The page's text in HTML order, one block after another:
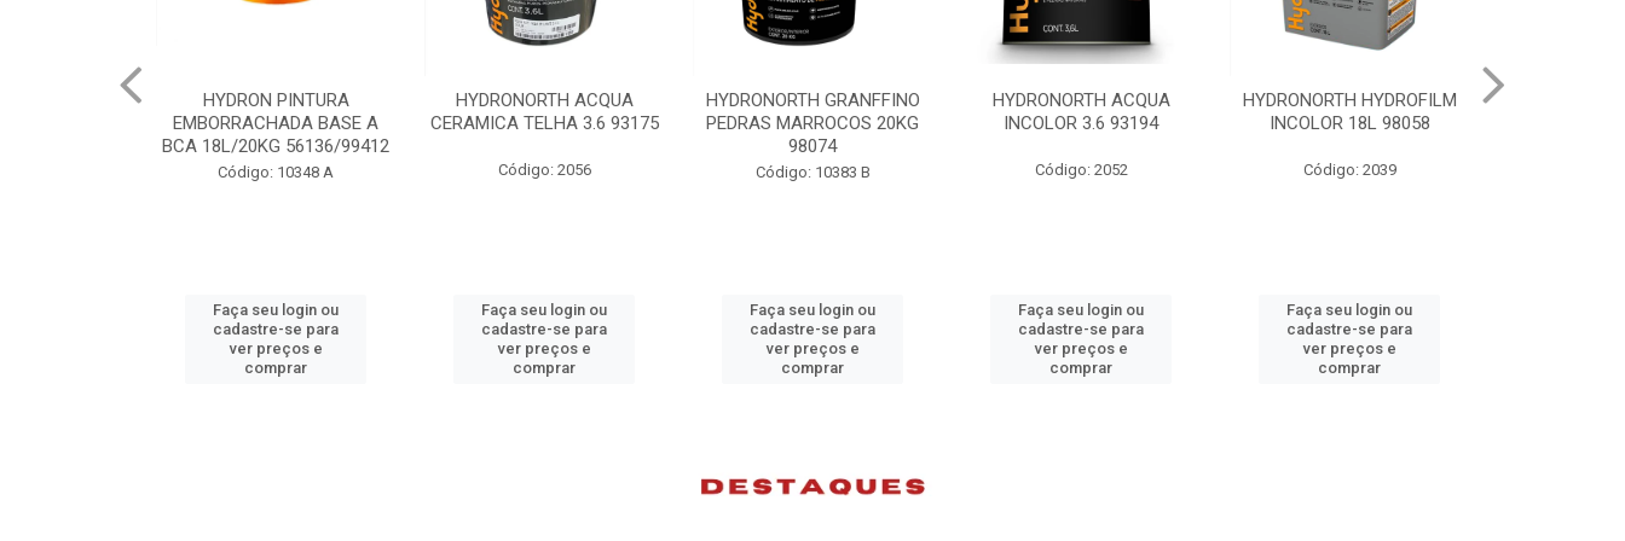
HYDRONORTH ACQUA
CERAMICA TELHA 3.6 93175
Código: 2056
Faça seu login ou
cadastre-se para
ver preços e
comprar
HYDRONORTH GRANFFINO
PEDRAS MARROCOS 20KG
Código: 10383 B
Faça seu login ou
cadastre-se para
ver preços e
comprar
HYDRONORTH ACQUA
INCOLOR 3.6 93194
Código: 2052
Faça seu login ou
cadastre-se para
ver preços e
comprar
HYDRONORTH HYDROFILM
INCOLOR 18L 98058
Código: 2039
Faça seu login ou
cadastre-se para
ver preços e
comprar
HYDRONORTH ACR STAND
RENDE BCO GELO 3.6 8341
Código: 10219
Faça seu login ou
cadastre-se para
ver preços e
comprar